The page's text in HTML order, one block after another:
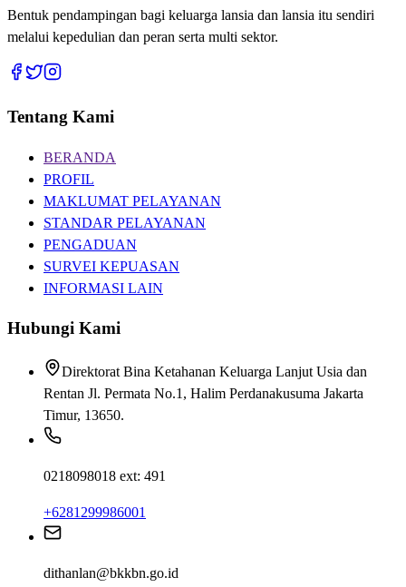
Bentuk pendampingan bagi keluarga lansia dan lansia itu sendiri
melalui kepedulian dan peran serta multi sektor.
Tentang Kami
BERANDA
PROFIL
MAKLUMAT PELAYANAN
STANDAR PELAYANAN
PENGADUAN
SURVEI KEPUASAN
INFORMASI LAIN
Hubungi Kami
Direktorat Bina Ketahanan Keluarga Lanjut Usia dan
Rentan Jl. Permata No.1, Halim Perdanakusuma Jakarta
Timur, 13650.
0218098018 ext: 491
+6281299986001
dithanlan@bkkbn.go.id